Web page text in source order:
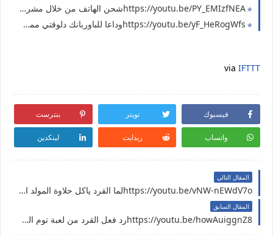
https://youtu.be/PY_EMIzfNEAشحن الهاتف من خلال مشروب شعير فيروز ( منتج محلي مش تبع المقاطعة ) حل مشكلة انقطاع الكهرباء 14
https://youtu.be/yF_HeRogWfsوداعا للباوربانك دلوقتي ممكن تشحن موبايلك بالحجارة بطاريات قلم ( حل مشكلة انقطاع الكهرباء 13 )
via IFTTT
فيسبوك تويتر بنترست
واتساب ريدايت لينكدين
المقال التالي
https://youtu.be/vNW-nEWdV7oلما القرد ياكل حلاوة المولد النبوي الشريف
المقال السابق
https://youtu.be/howAuiggnZ8رد فعل القرد من لعبة توم المتكلم ( لم تعجبه ) للاسف